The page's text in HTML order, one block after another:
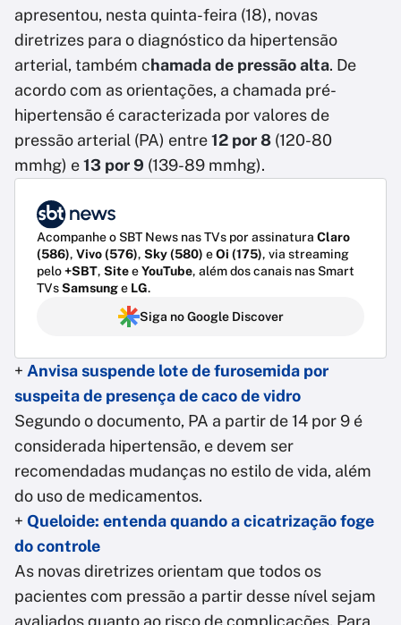
apresentou, nesta quinta-feira (18), novas
diretrizes para o diagnóstico da hipertensão
arterial, também chamada de pressão alta. De
acordo com as orientações, a chamada pré-
hipertensão é caracterizada por valores de
pressão arterial (PA) entre12 por 8 (120-80
mmhg) e13 por 9 (139-89 mmhg).
Acompanhe o SBT News nas TVs por assinatura Claro
(586), Vivo (576), Sky (580) eOi (175), via streaming
pelo+SBT, SiteeYouTube, além dos canais nas Smart
TVsSamsunge LG.
Siga no Google Discover
+ Anvisa suspende lote de furosemida por
suspeita de presença de caco de vidro
Segundo o documento, PA a partir de 14 por 9 é
considerada hipertensão, e devem ser
recomendadas mudanças no estilo de vida, além
do uso de medicamentos.
+ Queloide: entenda quando a cicatrização foge
do controle
As novas diretrizes orientam que todos os
pacientes com pressão a partir desse nível sejam